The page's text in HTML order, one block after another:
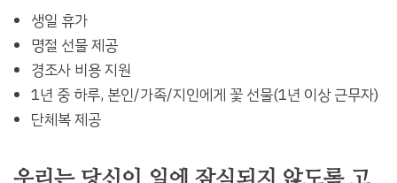
생일 휴가
명절 선물 제공
경조사 비용 지원
1년 중 하루, 본인/가족/지인에게 꽃 선물(1년 이상 근무자)
단체복 제공